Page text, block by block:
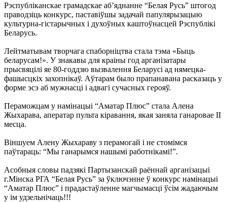
Рэспубліканскае грамадскае аб’яднанне “Белая Русь” штогод
праводзіць конкурс, паставіўшы задачай папулярызацыю
культурна-гістарычных і духоўных каштоўнасцей Рэспублікі
Беларусь.
Лейтматывам творчага спаборніцтва стала тэма «Быць
беларусам!». У знакавы для краіны год арганізатары
прысвяцілі яе 80-годдзю вызвалення Беларусі ад нямецка-
фашысцкіх захопнікаў. Аўтарам было прапанавана расказаць у
форме эсэ аб мужнасці і адвагі сучасных герояў.
Пераможцам у намінацыі “Аматар Плюс” стала Алена
Жыхарава, аператар пульта кіравання, якая заняла ганаровае II
месца.
Віншуем Алену Жыхараву з перамогай і не стомімся
паўтараць: “Мы ганарымся нашымі работнікамі!”.
Асобныя словы падзякі Партызанскай раённай арганізацыі
г.Мінска РГА “Белая Русь” за ўключэнне ў конкурс намінацыі
“Аматар Плюс” і прадастаўленне магчымасці ўсім жадаючым
у ім удзельнічаць!!!